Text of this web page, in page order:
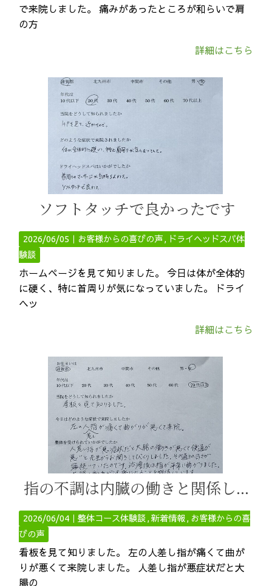
で来院しました。 痛みがあったところが和らいで肩
の方
詳細はこちら
ソフトタッチで良かったです
2026/06/05｜ お客様からの喜びの声
ドライヘッドスパ体
験談
ホームページを見て知りました。 今日は体が全体的
に硬く、特に首周りが気になっていました。 ドライ
ヘッ
詳細はこちら
指の不調は内臓の働きと関係しています
2026/06/04｜整体コース体験談 新着情報
お客様からの喜
びの声
看板を見て知りました。 左の人差し指が痛くて曲が
りが悪くて来院しました。 人差し指が悪症状だと大
腸の